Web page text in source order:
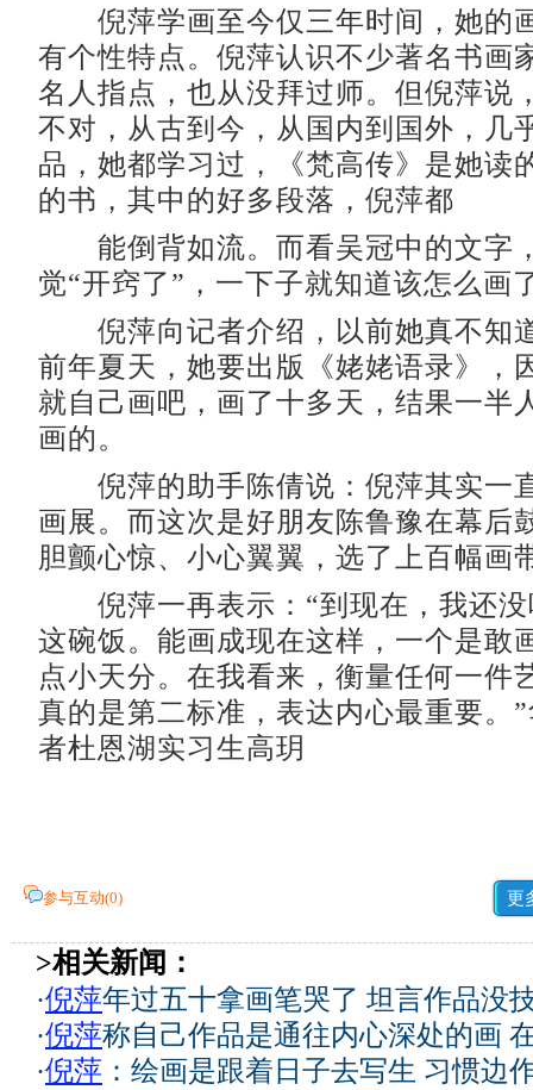
倪萍学画至今仅三年时间，她的
有个性特点。倪萍认识不少著名书画
名人指点，也从没拜过师。但倪萍说
不对，从古到今，从国内到国外，几
品，她都学习过，《梵高传》是她读
的书，其中的好多段落，倪萍都
能倒背如流。而看吴冠中的文字
觉“开窍了”，一下子就知道该怎么画
倪萍向记者介绍，以前她真不知
前年夏天，她要出版《姥姥语录》，
就自己画吧，画了十多天，结果一半
画的。
倪萍的助手陈倩说：倪萍其实一
画展。而这次是好朋友陈鲁豫在幕后
胆颤心惊、小心翼翼，选了上百幅画
倪萍一再表示：“到现在，我还没
这碗饭。能画成现在这样，一个是敢
点小天分。在我看来，衡量任何一件
真的是第二标准，表达内心最重要。
者杜恩湖实习生高玥
参与互动(0) 更
>相关新闻：
·倪萍年过五十拿画笔哭了 坦言作品没
·倪萍称自己作品是通往内心深处的画
·倪萍 ：绘画是跟着日子去写生 习惯边